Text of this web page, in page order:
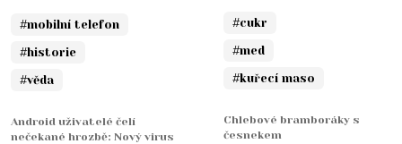
#mobilní telefon
#historie
#věda
Android uživatelé čelí
nečekané hrozbě: Nový virus
#cukr
#med
#kuřecí maso
Chlebové bramboráky s
česnekem